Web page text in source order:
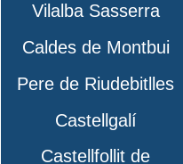
Vilalba Sasserra
Caldes de Montbui
Pere de Riudebitlles
Castellgalí
Castellfollit de